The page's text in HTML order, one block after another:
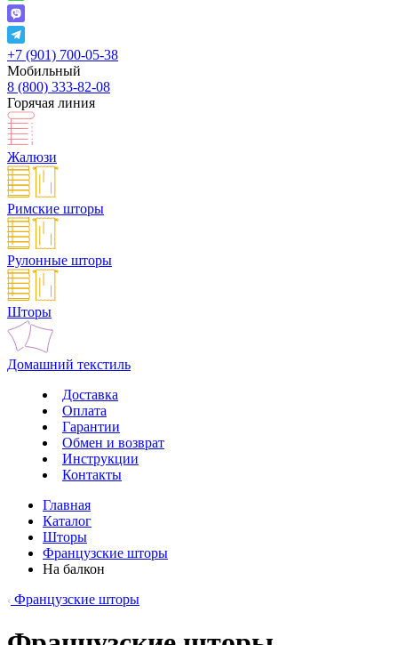
+7 (901) 700-05-38
Мобильный
8 (800) 333-82-08
Горячая линия
Жалюзи
Римские шторы
Рулонные шторы
Шторы
Домашний текстиль
Доставка
Оплата
Гарантии
Обмен и возврат
Инструкции
Контакты
Главная
Каталог
Шторы
Французские шторы
На балкон
Французские шторы